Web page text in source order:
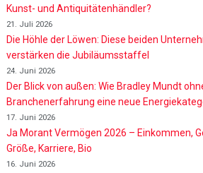
Kunst- und Antiquitätenhändler?
21. Juli 2026
Die Höhle der Löwen: Diese beiden
verstärken die Jubiläumsstaffel
24. Juni 2026
Der Blick von außen: Wie Bradley Mundt
Branchenerfahrung eine neue
17. Juni 2026
Ja Morant Vermögen 2026 – Einkommen,
Größe, Karriere, Bio
16. Juni 2026